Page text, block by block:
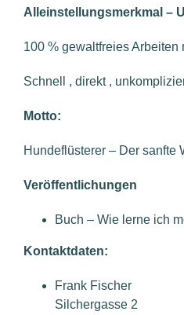
Alleinstellungsmerkmal –
100 % gewaltfreies Arbeiten
Schnell , direkt ,
Motto:
Hundeflüsterer – Der sanfte
Veröffentlichungen
Buch – Wie lerne ich
Kontaktdaten:
Frank Fischer
Silchergasse 2